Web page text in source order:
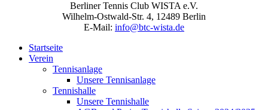
Berliner Tennis Club WISTA e.V.
Wilhelm-Ostwald-Str. 4, 12489 Berlin
E-Mail: info@btc-wista.de
Startseite
Verein
Tennisanlage
Unsere Tennisanlage
Tennishalle
Unsere Tennishalle